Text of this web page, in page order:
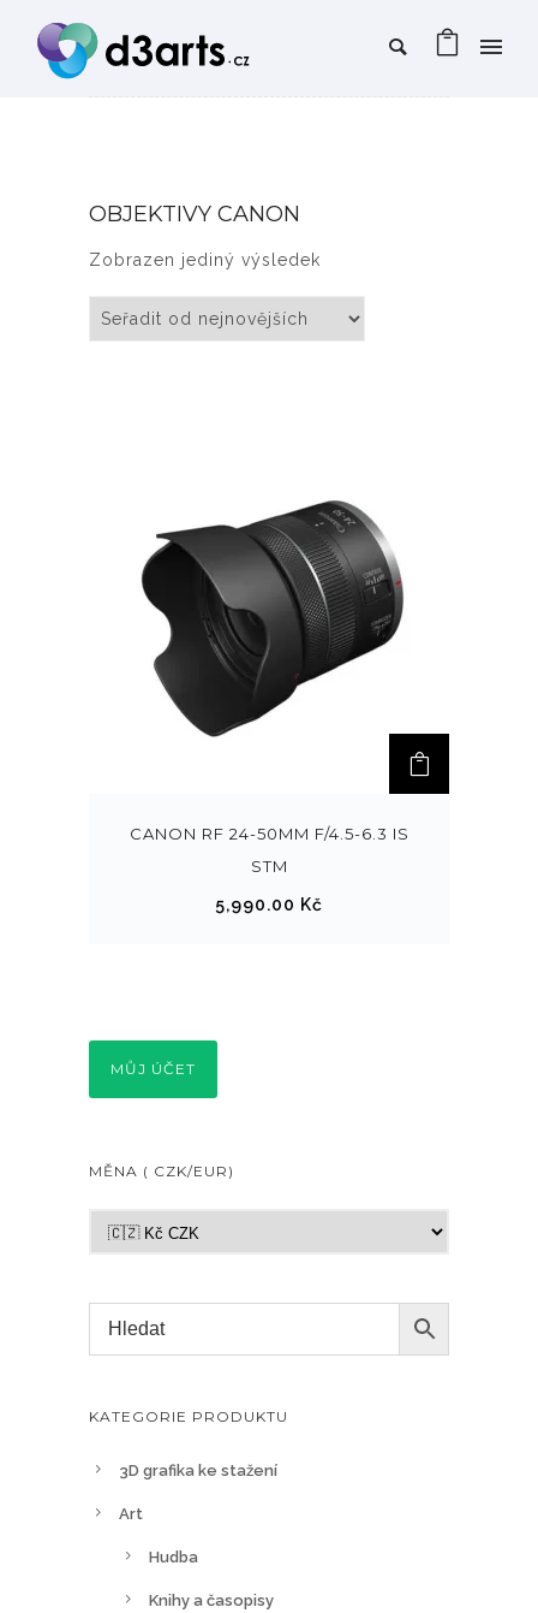
OBJEKTIVY CANON
Zobrazen jediný výsledek
CANON RF 24-50MM F/4.5-6.3 IS
STM
5,990.00 Kč
MŮJ ÚČET
MĚNA ( CZK/EUR)
KATEGORIE PRODUKTU
3D grafika ke stažení
Art
Hudba
Knihy a časopisy